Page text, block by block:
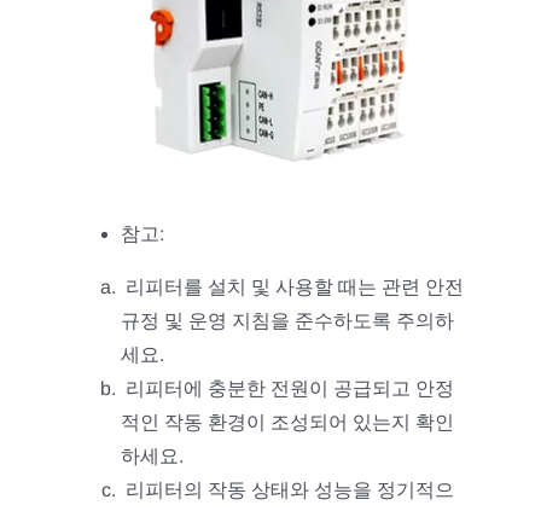
참고:
리피터를 설치 및 사용할 때는 관련 안전
규정 및 운영 지침을 준수하도록 주의하
세요.
리피터에 충분한 전원이 공급되고 안정
적인 작동 환경이 조성되어 있는지 확인
하세요.
리피터의 작동 상태와 성능을 정기적으